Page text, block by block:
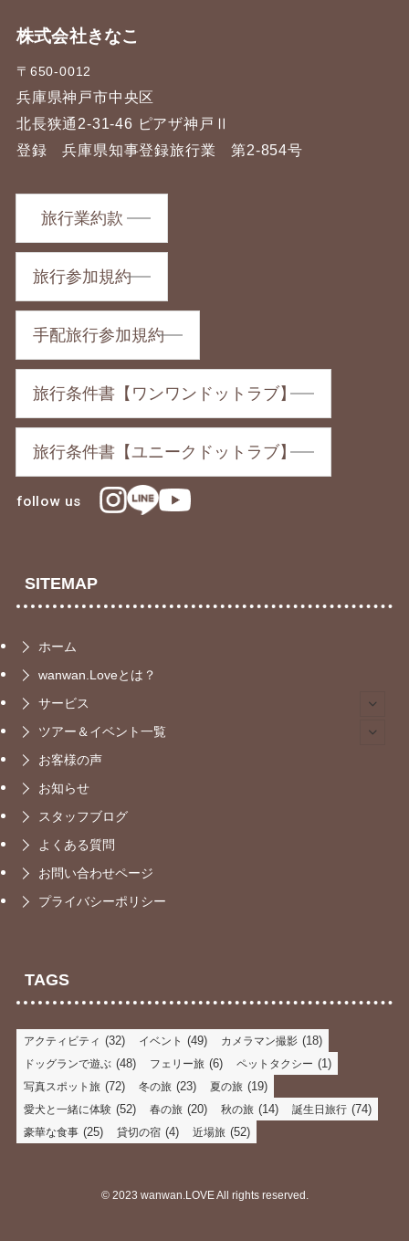
株式会社きなこ
〒650-0012
兵庫県神戸市中央区
北長狭通2-31-46 ピアザ神戸Ⅱ
登録 兵庫県知事登録旅行業 第2-854号
旅行業約款
旅行参加規約
手配旅行参加規約
旅行条件書【ワンワンドットラブ】
旅行条件書【ユニークドットラブ】
follow us
SITEMAP
ホーム
wanwan.Loveとは？
サービス
ツアー＆イベント一覧
お客様の声
お知らせ
スタッフブログ
よくある質問
お問い合わせページ
プライバシーポリシー
TAGS
アクティビティ (32) イベント (49) カメラマン撮影 (18)
ドッグランで遊ぶ (48) フェリー旅 (6) ペットタクシー (1)
写真スポット旅 (72) 冬の旅 (23) 夏の旅 (19)
愛犬と一緒に体験 (52) 春の旅 (20) 秋の旅 (14) 誕生日旅行 (74)
豪華な食事 (25) 貸切の宿 (4) 近場旅 (52)
©2023 wanwan.LOVE All rights reserved.